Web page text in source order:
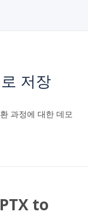
저장
과정에 대한 데모
to